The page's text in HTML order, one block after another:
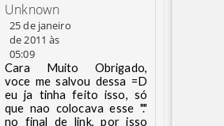
Unknown
25 de janeiro
de 2011 às
05:09
Cara Muito Obrigado,
voce me salvou dessa =D
eu ja tinha feito isso, só
que nao colocava esse "."
no final de link, por isso